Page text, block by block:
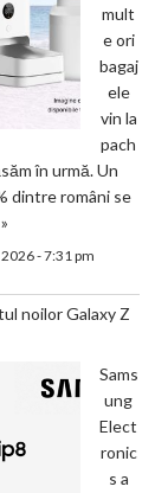
mult
e ori
bagaj
ele
vin la
pach
în urmă. Un
dintre români se
- 7:31 pm
noilor Galaxy Z
Sams
ung
Elect
ronic
s a